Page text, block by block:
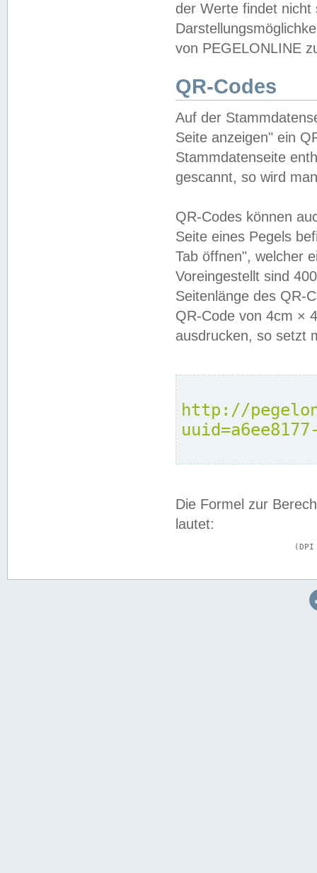
der Werte findet
von PEGELONLINE
QR-Codes
Auf der
Seite anzeigen" ein
Stammdatenseite
gescannt, so wird
QR-Codes können
Seite eines Pegels
Tab öffnen", welcher
Voreingestellt sind
Seitenlänge des QR-
QR-Code von 4cm ×
ausdrucken, so setzt
http://
Die Formel zur
lautet: